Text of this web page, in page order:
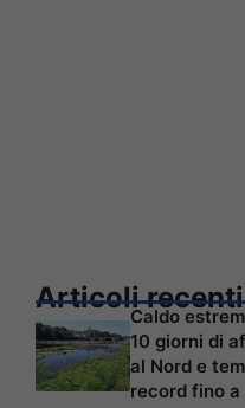
Articoli recenti
Caldo
10 giorni di
al Nord e
record fino